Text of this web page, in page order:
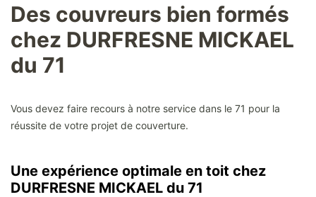
Des couvreurs bien formés
chez DURFRESNE MICKAEL
du 71
Vous devez faire recours à notre service dans le 71 pour la
réussite de votre projet de couverture.
Une expérience optimale en toit chez
DURFRESNE MICKAEL du 71